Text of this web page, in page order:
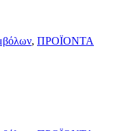
, ΠΡΟΪΟΝΤΑ